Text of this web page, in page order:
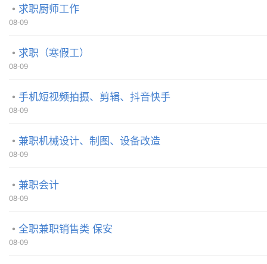
求职厨师工作
08-09
求职（寒假工）
08-09
手机短视频拍摄、剪辑、抖音快手
08-09
兼职机械设计、制图、设备改造
08-09
兼职会计
08-09
全职兼职销售类 保安
08-09